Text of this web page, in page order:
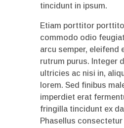
tincidunt in ipsum.
Etiam porttitor
commodo odio feugiat
arcu semper, eleifend
rutrum purus. Integer
ultricies ac nisi in,
lorem. Sed finibus
imperdiet erat
fringilla tincidunt ex
Phasellus